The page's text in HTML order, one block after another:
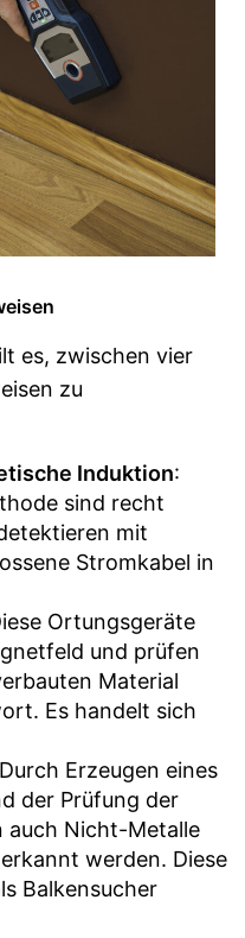
es, zwischen vier
zu
Induktion:
sind recht
mit
Stromkabel in
Ortungsgeräte
und prüfen
Material
Es handelt sich
Erzeugen eines
der Prüfung der
auch Nicht-Metalle
werden. Diese
Balkensucher